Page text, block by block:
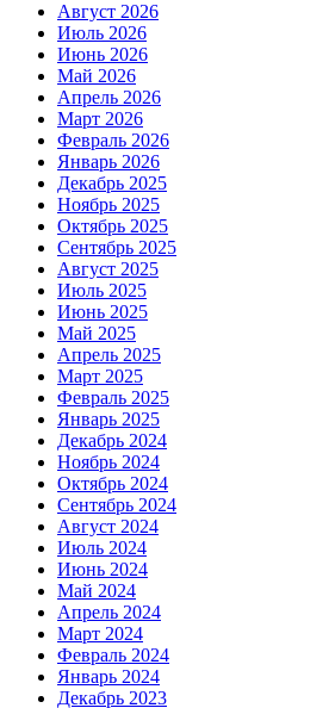
Август 2026
Июль 2026
Июнь 2026
Май 2026
Апрель 2026
Март 2026
Февраль 2026
Январь 2026
Декабрь 2025
Ноябрь 2025
Октябрь 2025
Сентябрь 2025
Август 2025
Июль 2025
Июнь 2025
Май 2025
Апрель 2025
Март 2025
Февраль 2025
Январь 2025
Декабрь 2024
Ноябрь 2024
Октябрь 2024
Сентябрь 2024
Август 2024
Июль 2024
Июнь 2024
Май 2024
Апрель 2024
Март 2024
Февраль 2024
Январь 2024
Декабрь 2023